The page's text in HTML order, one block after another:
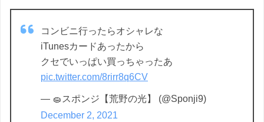
コンビニ行ったらオシャレな
iTunesカードあったから
クセでいっぱい買っちゃったあ
pic.twitter.com/8rirr8q6CV
— 🧽スポンジ【荒野の光】 (@Sponji9)
December 2, 2021